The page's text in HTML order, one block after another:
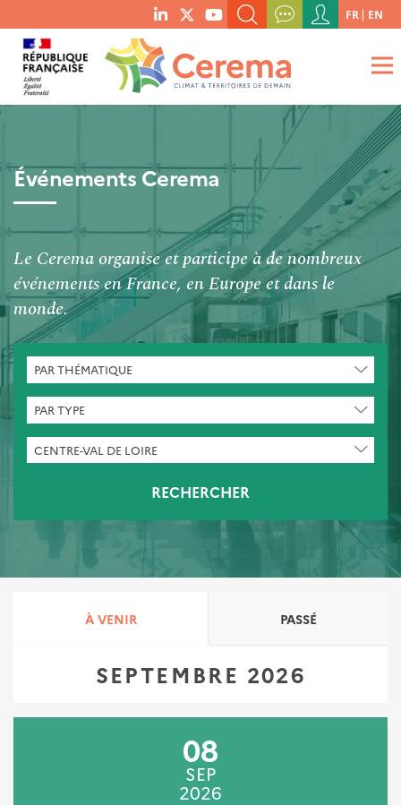
menu
social
links
RECHERCHER UN MOT-CLÉ, UNE PUBLICATION, ETC.
QUE RECHERCHEZ-VOUS ?
Menu
du
compte
de
l'utilisateur
FR EN
Événements Cerema
Le Cerema organise et participe à de nombreux
événements en France, en Europe et dans le
monde.
CHERCHER
PAR
THÉMATIQUE
PAR THÉMATIQUE
PAR
TYPE
PAR TYPE
CHERCHER
PAR
LIEU
CENTRE-VAL DE LOIRE
RECHERCHER
À VENIR PASSÉ
SEPTEMBRE 2026
08
SEP
2026